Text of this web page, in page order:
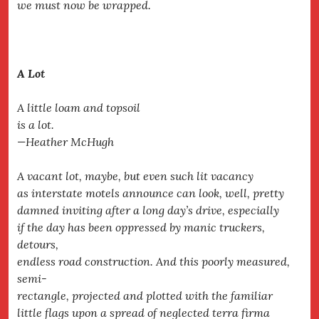
we must now be wrapped.
A Lot
A little loam and topsoil
is a lot.
—Heather McHugh
A vacant lot, maybe, but even such lit vacancy
as interstate motels announce can look, well, pretty
damned inviting after a long day’s drive, especially
if the day has been oppressed by manic truckers,
detours,
endless road construction. And this poorly measured,
semi-
rectangle, projected and plotted with the familiar
little flags upon a spread of neglected terra firma